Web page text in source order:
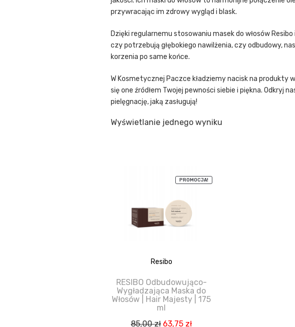
przywracając im zdrowy wygląd i blask.
Dzięki regularnemu stosowaniu masek do włosów
czy potrzebują głębokiego nawilżenia, czy odbudowy,
korzenia po same końce.
W Kosmetycznej Paczce kładziemy nacisk na produkty
się one źródłem Twojej pewności siebie i piękna. Odkryj
pielęgnację, jaką zasługują!
Wyświetlanie jednego wyniku
PROMOCJA!
Resibo
RESIBO Odbudowująco-
Wygładzająca Maska do
Włosów | Hair Majesty | 175
ml
85,00zł Pierwotna
63,75 złAktualna